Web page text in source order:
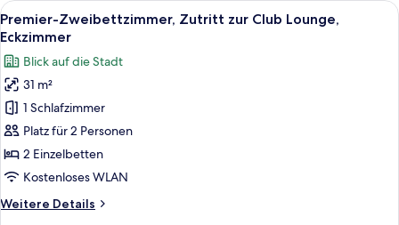
Alle
Fotos
für
Premier-
Zweibettzimmer,
Zutritt
zur
Club
Lounge,
anzeigen
Ein Hotelzimmer mit zwei Betten,
4
Premier-Zweibettzimmer, Zutritt zur Club Lounge,
Eckzimmer
Blick auf die Stadt
31 m²
1 Schlafzimmer
Platz für 2 Personen
2 Einzelbetten
Kostenloses WLAN
Weitere Details
Weitere